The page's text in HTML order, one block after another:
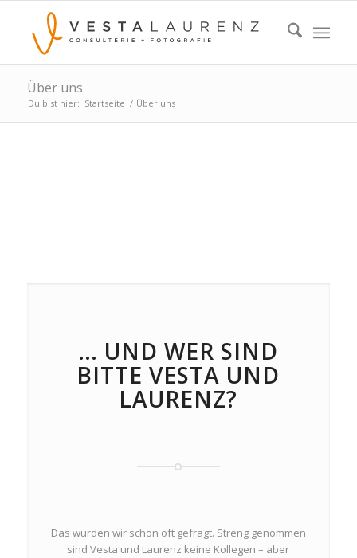
Über uns
Du bist hier: Startseite / Über uns
… UND WER SIND
BITTE VESTA UND
LAURENZ?
Das wurden wir schon oft gefragt. Streng genommen
sind Vesta und Laurenz keine Kollegen – aber